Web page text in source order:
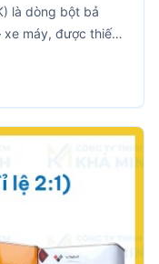
là dòng bột bả
xe máy, được thiết
nhỏ trước khi